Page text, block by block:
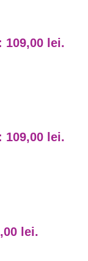
109,00 lei.
109,00 lei.
lei.